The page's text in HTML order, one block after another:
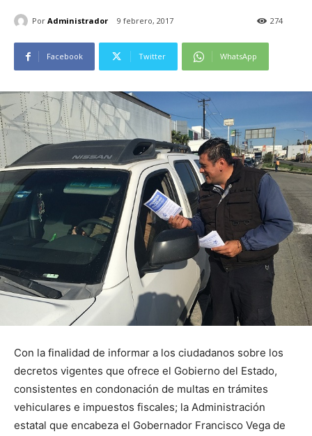
Por Administrador 9 febrero, 2017 274
Facebook Twitter WhatsApp
Con la finalidad de informar a los ciudadanos sobre los
decretos vigentes que ofrece el Gobierno del Estado,
consistentes en condonación de multas en trámites
vehiculares e impuestos fiscales; la Administración
estatal que encabeza el Gobernador Francisco Vega de